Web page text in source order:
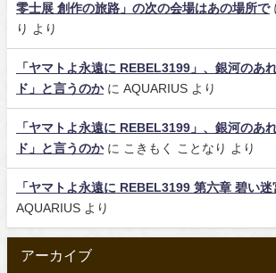
零士展 創作の旅路」の次の会場はあの場所で
り
より
「ヤマトよ永遠に REBEL3199」、銀河のあ
ド」と言うのかに AQUARIUS より
「ヤマトよ永遠に REBEL3199」、銀河のあ
ド」と言うのかに こきもく ことなり より
「ヤマトよ永遠に REBEL3199 第六章 碧い
AQUARIUS より
アーカイブ